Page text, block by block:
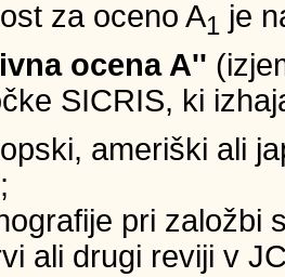
za oceno A1 je
ocena A''
SICRIS, ki
ameriški ali
pri založbi
ali drugi reviji v